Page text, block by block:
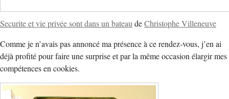
Securite et vie privée sont dans un bateaudeChristophe Villeneuve
Comme je n’avais pas annoncé ma présence à ce rendez-vous, j’en ai
déjà profité pour faire une surprise et par la même occasion élargir mes
compétences en cookies.